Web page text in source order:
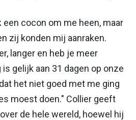
cocon om me heen, maar
zij konden mij aanraken.
langer en heb je meer
gelijk aan 31 dagen op onze
het niet goed met me ging
moest doen." Collier geeft
de hele wereld, hoewel hij